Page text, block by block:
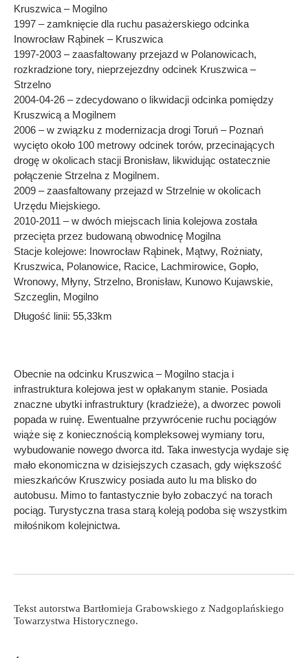
Kruszwica – Mogilno
1997 – zamknięcie dla ruchu pasażerskiego odcinka
Inowrocław Rąbinek – Kruszwica
1997-2003 – zaasfaltowany przejazd w Polanowicach,
rozkradzione tory, nieprzejezdny odcinek Kruszwica –
Strzelno
2004-04-26 – zdecydowano o likwidacji odcinka pomiędzy
Kruszwicą a Mogilnem
2006 – w związku z modernizacja drogi Toruń – Poznań
wycięto około 100 metrowy odcinek torów, przecinających
drogę w okolicach stacji Bronisław, likwidując ostatecznie
połączenie Strzelna z Mogilnem.
2009 – zaasfaltowany przejazd w Strzelnie w okolicach
Urzędu Miejskiego.
2010-2011 – w dwóch miejscach linia kolejowa została
przecięta przez budowaną obwodnicę Mogilna
Stacje kolejowe: Inowrocław Rąbinek, Mątwy, Rożniaty,
Kruszwica, Polanowice, Racice, Lachmirowice, Gopło,
Wronowy, Młyny, Strzelno, Bronisław, Kunowo Kujawskie,
Szczeglin, Mogilno
Długość linii: 55,33km
Obecnie na odcinku Kruszwica – Mogilno stacja i
infrastruktura kolejowa jest w opłakanym stanie. Posiada
znaczne ubytki infrastruktury (kradzieże), a dworzec powoli
popada w ruinę. Ewentualne przywrócenie ruchu pociągów
wiąże się z koniecznością kompleksowej wymiany toru,
wybudowanie nowego dworca itd. Taka inwestycja wydaje się
mało ekonomiczna w dzisiejszych czasach, gdy większość
mieszkańców Kruszwicy posiada auto lu ma blisko do
autobusu. Mimo to fantastycznie było zobaczyć na torach
pociąg. Turystyczna trasa starą koleją podoba się wszystkim
miłośnikom kolejnictwa.
Tekst autorstwa Bartłomieja Grabowskiego z Nadgoplańskiego
Towarzystwa Historycznego.